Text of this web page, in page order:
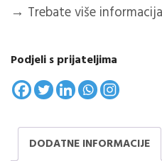
→ Trebate više
Podjeli s prijateljima
DODATNE INFORMACIJE